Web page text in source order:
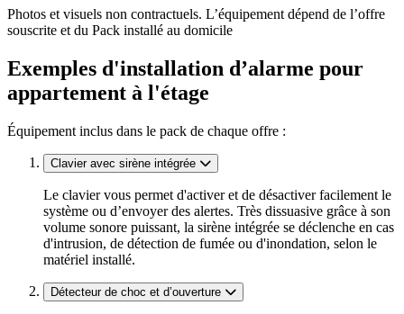
Photos et visuels non contractuels. L’équipement dépend de l’offre
souscrite et du Pack installé au domicile
Exemples d'installation d’alarme pour
appartement à l'étage
Équipement inclus dans le pack de chaque offre :
Clavier avec sirène intégrée
Le clavier vous permet d'activer et de désactiver facilement le
système ou d’envoyer des alertes. Très dissuasive grâce à son
volume sonore puissant, la sirène intégrée se déclenche en cas
d'intrusion, de détection de fumée ou d'inondation, selon le
matériel installé.
Détecteur de choc et d’ouverture